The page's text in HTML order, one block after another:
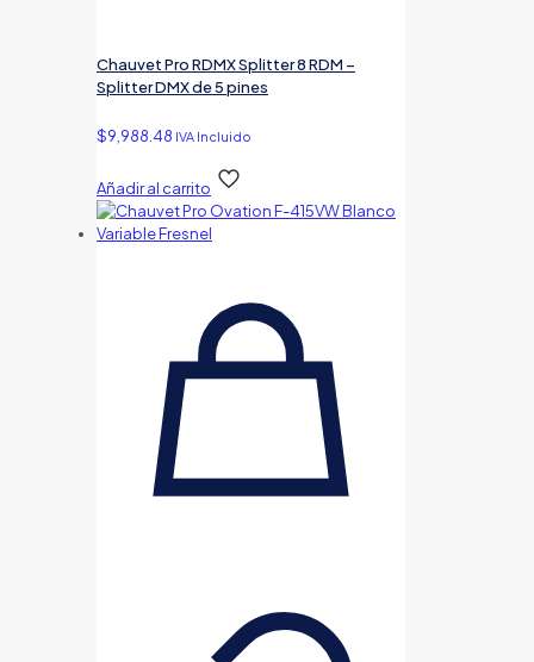
Chauvet Pro RDMX Splitter 8 RDM –
Splitter DMX de 5 pines
$9,988.48 IVA Incluido
Añadir al carrito